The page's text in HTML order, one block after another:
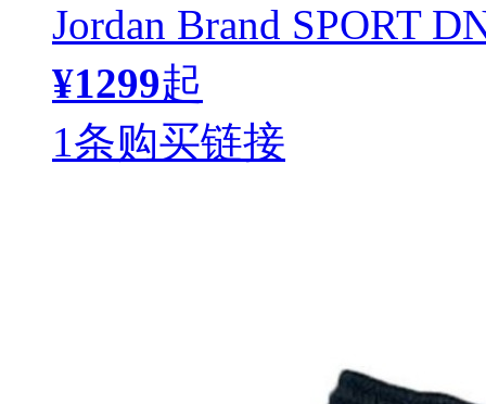
Jordan Brand SPORT
¥1299起
1条购买链接